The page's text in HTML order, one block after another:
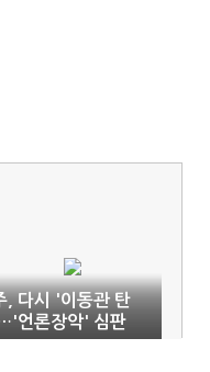
, 다시 '이동관 탄
언론장악' 심판